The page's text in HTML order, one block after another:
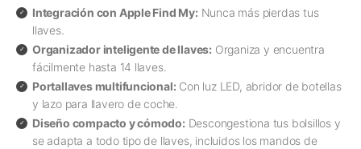
Integración con Apple Find My: Nunca más pierdas tus
llaves.
Organizador inteligente de llaves: Organiza y encuentra
fácilmente hasta 14 llaves.
Portallaves multifuncional: Con luz LED, abridor de botellas
y lazo para llavero de coche.
Diseño compacto y cómodo: Descongestiona tus bolsillos y
se adapta a todo tipo de llaves, incluidos los mandos de